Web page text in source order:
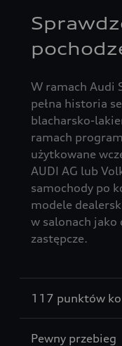
W ramach Audi
pełna historia
blacharsko-
ramach
użytkowane
AUDI AG lub
samochody po
modele
w salonach
zastępcze.
117 punktów
Pewny przebieg